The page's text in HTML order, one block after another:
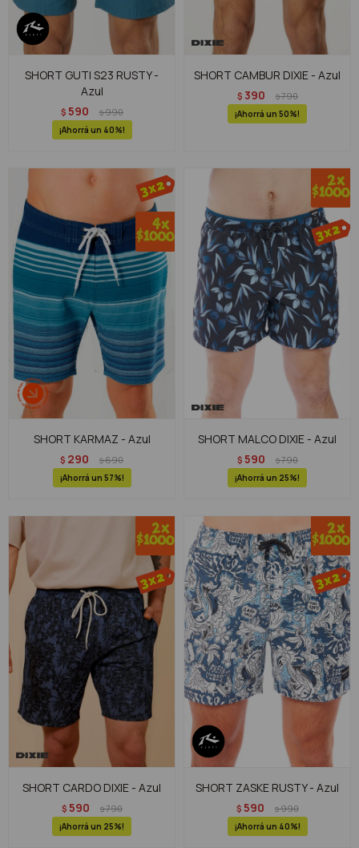
SHORT GUTI S23 RUSTY -
Azul
$ 590 $990
40
SHORT CAMBUR DIXIE - Azul
$ 390 $790
50
SHORT KARMAZ - Azul
$ 290 $690
57
SHORT MALCO DIXIE - Azul
$ 590 $790
25
SHORT CARDO DIXIE - Azul
$ 590 $790
25
SHORT ZASKE RUSTY - Azul
$ 590 $990
40